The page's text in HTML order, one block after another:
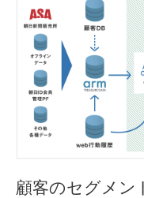
顧客のセグメン